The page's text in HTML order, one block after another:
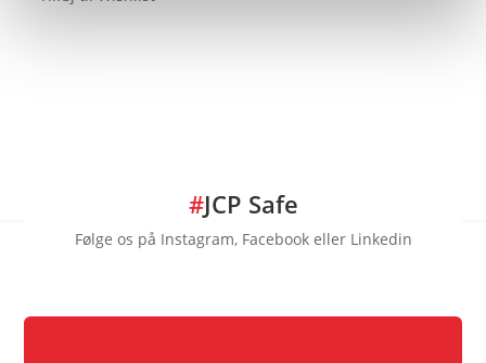
#JCP Safe
Følge os på Instagram, Facebook eller Linkedin